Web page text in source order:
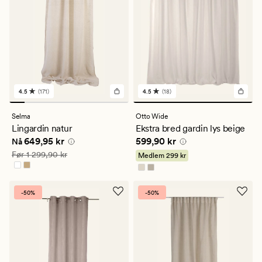
171
anmeldelser
med
en
gjennomsnittlig
vurdering
på
4.5
4.5 (171)
Selma
Lingardin natur
Nåværende pris
Nå649,95 kr
Vanlig pris 1 299,90 kr
Før1 299,90 kr
18
anmeldelser
med
en
gjennomsnittlig
vurdering
på
4.5
4.5 (18)
Otto Wide
Ekstra bred gardin lys beige
Pris 599,90 kr
599,90 kr
Medlem 299 kr
-50% -50%